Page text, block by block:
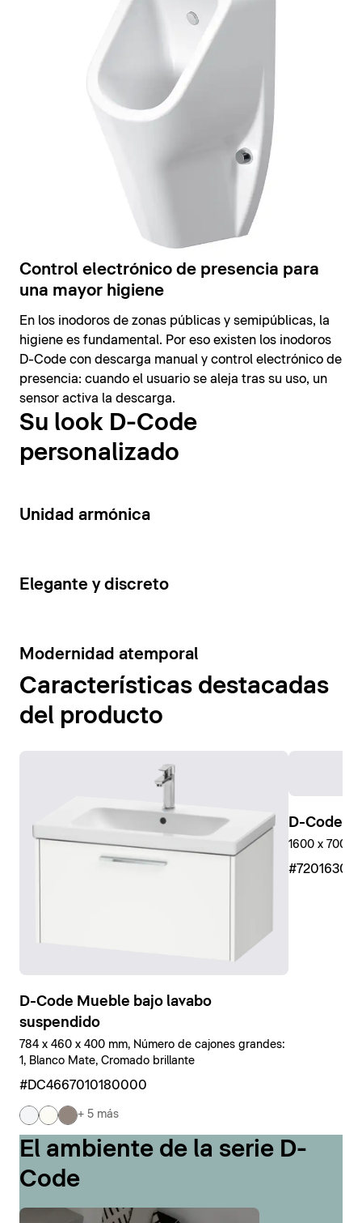
Control electrónico de presencia para
una mayor higiene
En los inodoros de zonas públicas y semipúblicas, la
higiene es fundamental. Por eso existen los inodoros
D-Code con descarga manual y control electrónico de
presencia: cuando el usuario se aleja tras su uso, un
sensor activa la descarga.
Su look D-Code
personalizado
14
Unidad armónica
15
Elegante y discreto
10
Modernidad atemporal
Características destacadas
del producto
D-Code Mueble bajo lavabo
suspendido
784 x 460 x 400 mm, Número de cajones grandes:
1, Blanco Mate, Cromado brillante
#DC4667010180000
+ 5 más
D-Code
1600 x 700
El ambiente de la serie D-
Code